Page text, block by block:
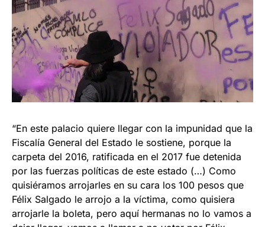
“En este palacio quiere llegar con la impunidad que la
Fiscalía General del Estado le sostiene, porque la
carpeta del 2016, ratificada en el 2017 fue detenida
por las fuerzas políticas de este estado (…) Como
quisiéramos arrojarles en su cara los 100 pesos que
Félix Salgado le arrojo a la víctima, como quisiera
arrojarle la boleta, pero aquí hermanas no lo vamos a